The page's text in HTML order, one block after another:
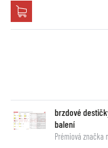
brzdové
balení
Prémiová